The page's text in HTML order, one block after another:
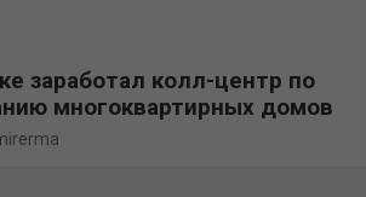
заработал колл-центр по
многоквартирных домов